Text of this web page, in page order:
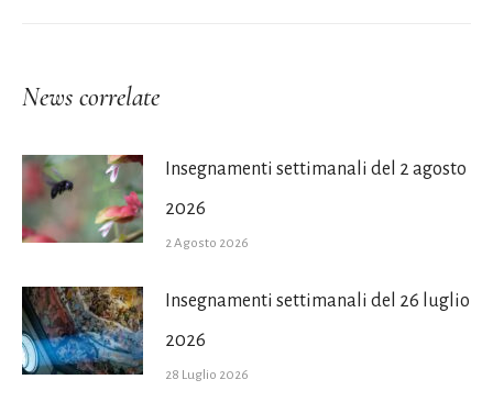
News correlate
Insegnamenti settimanali del 2 agosto
2026
2 Agosto 2026
Insegnamenti settimanali del 26 luglio
2026
28 Luglio 2026